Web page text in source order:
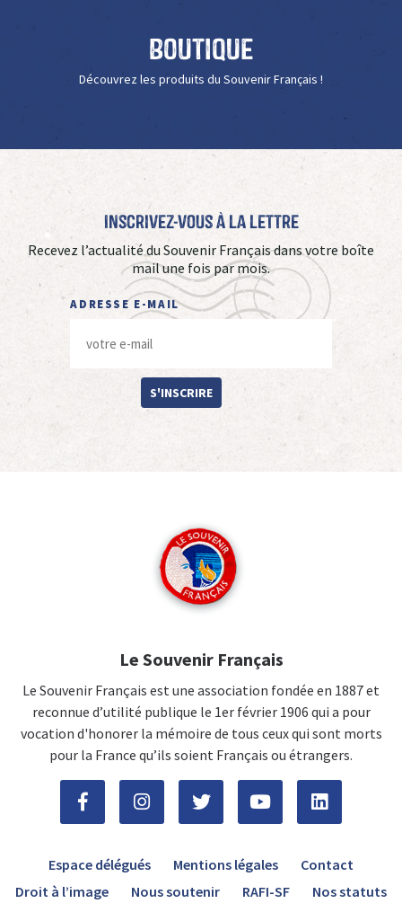
Boutique
Découvrez les produits du Souvenir Français !
Inscrivez-vous à La Lettre
Recevez l’actualité du Souvenir Français dans votre boîte
mail une fois par mois.
ADRESSE E-MAIL
S'INSCRIRE
Le Souvenir Français
Le Souvenir Français est une association fondée en 1887 et
reconnue d’utilité publique le 1er février 1906 qui a pour
vocation d'honorer la mémoire de tous ceux qui sont morts
pour la France qu’ils soient Français ou étrangers.
Espace délégués Mentions légales
Contact
Droit à l’image
Nous soutenir RAFI-SF Nos statuts